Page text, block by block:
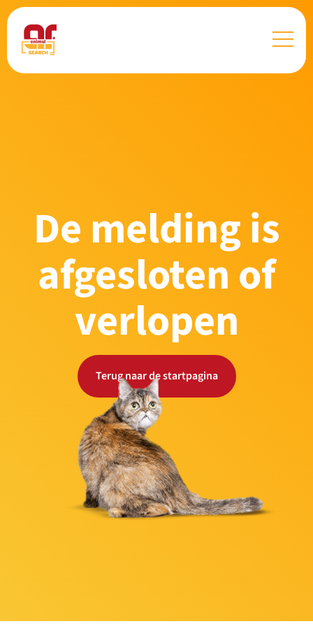
De melding is
afgesloten of
verlopen
Terug naar de startpagina